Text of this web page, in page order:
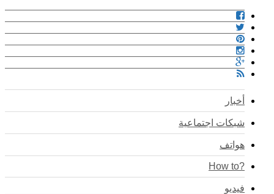
أخبار
شبكات اجتماعية
هواتف
?How to
فيديو